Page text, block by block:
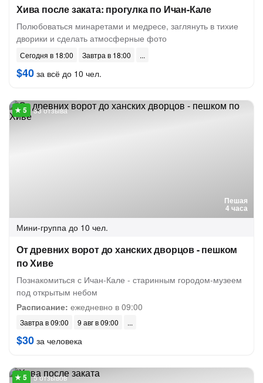
Хива после заката: прогулка по Ичан-Кале
Полюбоваться минаретами и медресе, заглянуть в тихие
дворики и сделать атмосферные фото
Сегодня в 18:00 Завтра в 18:00
$40 за всё до 10 чел.
Пешая
4 часа
33 отзыва
Мини-группа до 10 чел.
От древних ворот до ханских дворцов - пешком
по Хиве
Познакомиться с Ичан-Кале - старинным городом-музеем
под открытым небом
Расписание: ежедневно в 09:00
Завтра в 09:00 9 авг в 09:00
$30 за человека
5 отзывов